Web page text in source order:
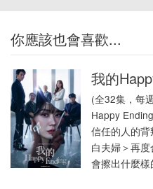
你應該也會喜歡...
我的
(全32集，每
Happy
信任的人的
白夫婦＞再
會擦出什麼